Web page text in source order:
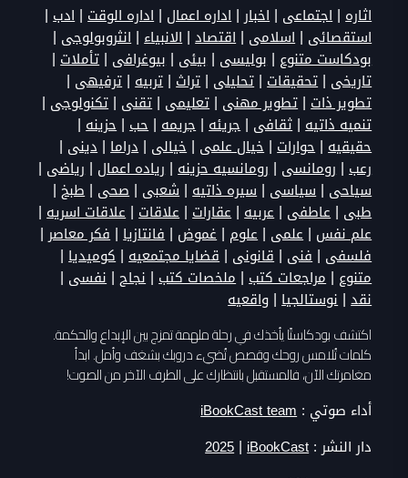
اثاره|اجتماعى |اخبار|اداره اعمال |اداره الوقت|ادب|
استقصائى |اسلامى |اقتصاد|الانبياء|انثروبولوجى |
بودكاست متنوع |بوليسى |بيئى |بيوغرافى |تأملات|
تاريخى |تحقيقات|تحليلى |تراث|تربيه|ترفيهى |
تطوير ذات|تطوير مهنى |تعليمى |تقنى |تكنولوجى |
تنميه ذاتيه|ثقافى |جريئه|جريمه|حب|حزينه|
حقيقيه|حوارات|خيال علمى |خيالى |دراما|دينى |
رعب|رومانسى |رومانسيه حزينه|رياده اعمال |رياضى |
سياحى |سياسى |سيره ذاتيه|شعبى |صحى |طبخ|
طبى |عاطفى |عربيه|عقارات|علاقات|علاقات اسريه|
علم نفس |علمى |علوم |غموض |فانتازيا|فكر معاصر|
فلسفى |فنى |قانونى |قضايا مجتمعيه|كوميديا|
متنوع |مراجعات كتب|ملخصات كتب|نجاح|نفسى |
نقد|نوستالجيا| واقعيه
اكتشف بودكاستًا يأخذك في رحلة ملهمة تمزج بين الإبداع والحكمة.
كلمات تُلامس روحك وقصص تُضيء دروبك بشغف وأمل. ابدأ
مغامرتك الآن، فالمستقبل بانتظارك على الطرف الآخر من الصوت!
أداء صوتي :iBookCast team
دار النشر :iBookCast
|
2025